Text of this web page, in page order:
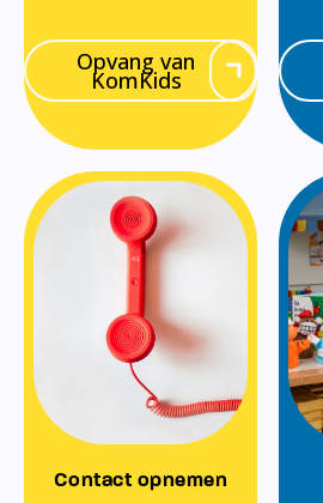
Opvang van
KomKids
Contact opnemen